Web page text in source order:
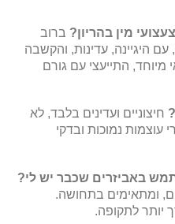
מין בהריון? ברוב
עם היגיינה, עדינות, והקשבה
מיוחד, התייעצי עם גורם
חיצוניים ועדינים בלבד, לא
עוצמות נמוכות ובדקי
באביזרים שכבר יש לי?
ומתאימים בתחושה.
יותר לתקופה.